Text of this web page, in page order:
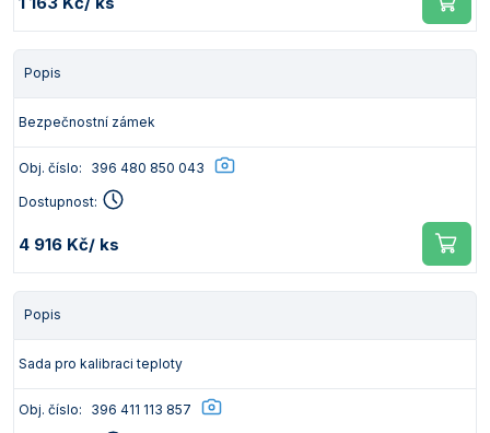
Popis
Bezpečnostní zámek
Obj. číslo: 396 480 850 043
Dostupnost:
4 916 Kč/ ks
Popis
Sada pro kalibraci teploty
Obj. číslo: 396 411 113 857